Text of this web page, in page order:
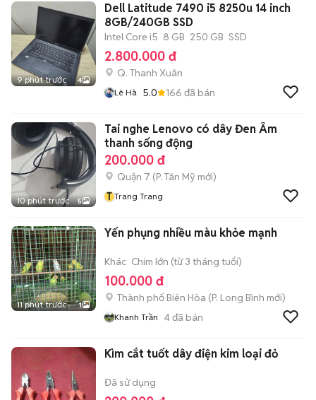
9 phút trước 4
Dell Latitude 7490 i5 8250u 14 inch
8GB/240GB SSD
Intel Core i5 8 GB 250 GB SSD
2.800.000 đ
Q. Thanh Xuân
Lê Hà 5.0 166 đã bán
10 phút trước 5
Tai nghe Lenovo có dây Đen Âm
thanh sống động
200.000 đ
Quận 7 (P. Tân Mỹ mới)
T Trang Trang
11 phút trước 1
Yến phụng nhiều màu khỏe mạnh
Khác Chim lớn (từ 3 tháng tuổi)
100.000 đ
Thành phố Biên Hòa (P. Long Bình mới)
Khanh Trần 4đã bán
Kìm cắt tuốt dây điện kim loại đỏ
Đã sử dụng